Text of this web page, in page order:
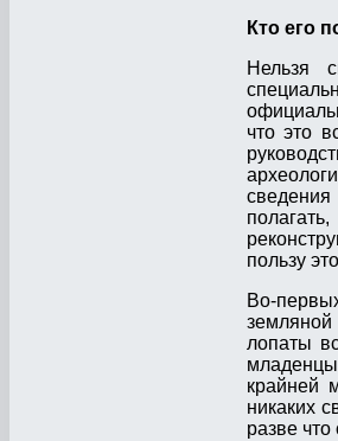
Кто его
Нельзя
что это
пользу
Во-
лопаты
младенцы
крайней
никаких
разве что